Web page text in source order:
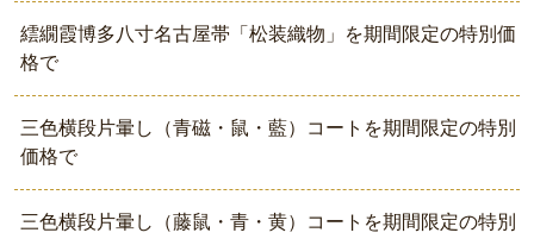
繧繝霞博多八寸名古屋帯「松装織物」を期間限定の特別価
格で
三色横段片暈し（青磁・鼠・藍）コートを期間限定の特別
価格で
三色横段片暈し（藤鼠・青・黄）コートを期間限定の特別